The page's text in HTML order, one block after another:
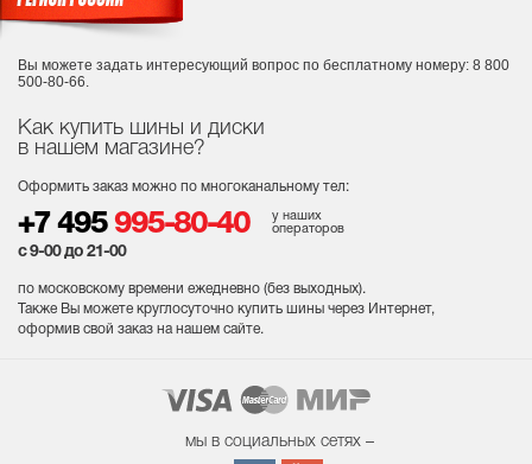
Как купить шины и диски
в нашем магазине?
Оформить заказ можно по многоканальному тел:
+7 495 995-80-40
у наших
операторов
с 9-00 до 21-00
по московскому времени ежедневно (без выходных).
Также Вы можете круглосуточно купить шины через Интернет,
оформив свой заказ на нашем сайте.
Вы можете задать интересующий вопрос по бесплатному номеру: 8 800
500-80-66.
мы в социальных сетях –